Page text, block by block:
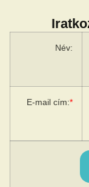
Név:
E-mail cím:*